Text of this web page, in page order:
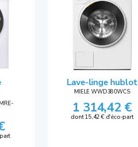
Lave-linge hublot
MIELE WWD380WCS
1 314,42 €
dont 15,42 € d'éco-part